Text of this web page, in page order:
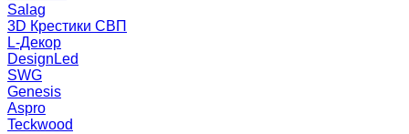
Salag
3D Крестики СВП
L-Декор
DesignLed
SWG
Genesis
Aspro
Teckwood